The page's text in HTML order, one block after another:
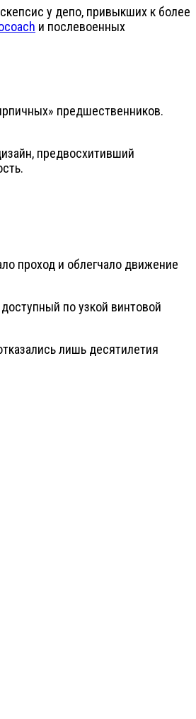
у депо, привыкших к более
и послевоенных
предшественников.
предвосхитивший
проход и облегчало движение
по узкой винтовой
лишь десятилетия